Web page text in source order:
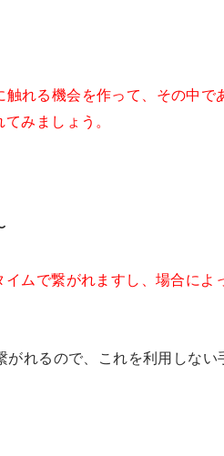
れる機会を作って、その中で
みましょう。
ムで繋がれますし、場合によ
れるので、これを利用しない